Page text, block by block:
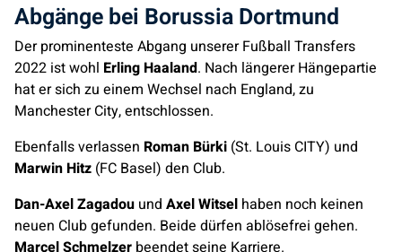
Abgänge bei Borussia Dortmund
Der prominenteste Abgang unserer Fußball Transfers
2022 ist wohl Erling Haaland. Nach längerer Hängepartie
hat er sich zu einem Wechsel nach England, zu
Manchester City, entschlossen.
Ebenfalls verlassen Roman Bürki (St. Louis CITY) und
Marwin Hitz (FC Basel) den Club.
Dan-Axel Zagadou und Axel Witsel haben noch keinen
neuen Club gefunden. Beide dürfen ablösefrei gehen.
Marcel Schmelzer beendet seine Karriere.